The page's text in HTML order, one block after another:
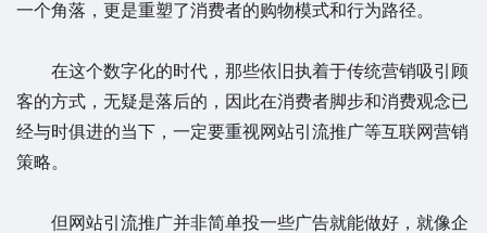
一个角落，更是重塑了消费者的购物模式和行为路径。
在这个数字化的时代，那些依旧执着于传统营销吸引顾
客的方式，无疑是落后的，因此在消费者脚步和消费观念已
经与时俱进的当下，一定要重视网站引流推广等互联网营销
策略。
但网站引流推广并非简单投一些广告就能做好，就像企